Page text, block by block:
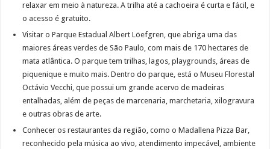
relaxar em meio à natureza. A trilha até a cachoeira é curta e fácil, e
o acesso é gratuito.
Visitar o Parque Estadual Albert Löefgren, que abriga uma das
maiores áreas verdes de São Paulo, com mais de 170 hectares de
mata atlântica. O parque tem trilhas, lagos, playgrounds, áreas de
piquenique e muito mais. Dentro do parque, está o Museu Florestal
Octávio Vecchi, que possui um grande acervo de madeiras
entalhadas, além de peças de marcenaria, marchetaria, xilogravura
e outras obras de arte.
Conhecer os restaurantes da região, como o Madallena Pizza Bar,
reconhecido pela música ao vivo, atendimento impecável, ambiente